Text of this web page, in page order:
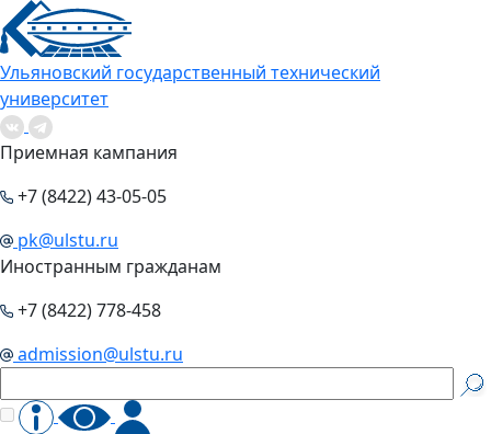
Ульяновский государственный технический
университет
Приемная кампания
+7 (8422) 43-05-05
pk@ulstu.ru
Иностранным гражданам
+7 (8422) 778-458
admission@ulstu.ru